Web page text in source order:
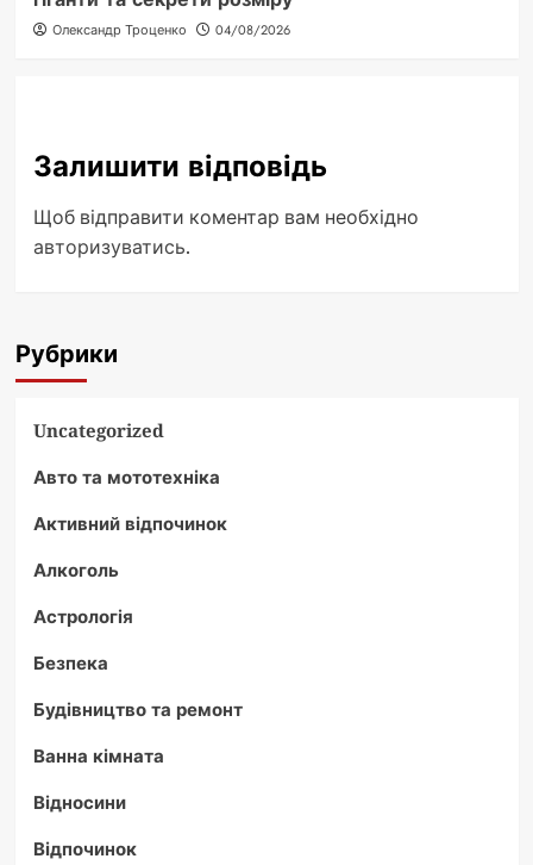
Олександр Троценко 04/08/2026
Залишити відповідь
Щоб відправити коментар вам необхідно
авторизуватись.
Рубрики
Uncategorized
Авто та мототехніка
Активний відпочинок
Алкоголь
Астрологія
Безпека
Будівництво та ремонт
Ванна кімната
Відносини
Відпочинок